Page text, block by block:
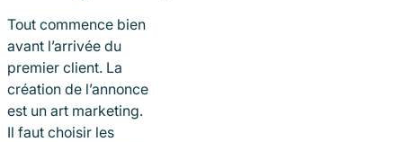
Tout commence bien
avant l’arrivée du
premier client. La
création de l’annonce
est un art marketing.
Il faut choisir les